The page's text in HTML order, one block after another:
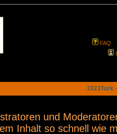
FAQ
1923Turk
und
Inhalt so schnell wie